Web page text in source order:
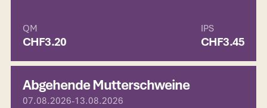
QM
CHF3.20
IPS
CHF3.45
Abgehende Mutterschweine
07.08.2026-13.08.2026